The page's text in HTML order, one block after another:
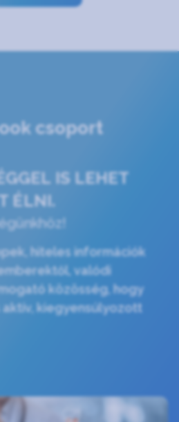
csoport
IS LEHET
ÉLNI.
hiteles információk
valódi
közösség, hogy
kiegyensúlyozott